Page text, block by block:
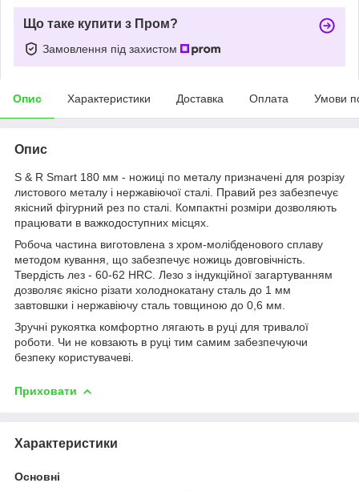
Що таке купити з Пром?
Замовлення під захистом
Опис Характеристики Доставка Оплата Умови
Опис
S & R Smart 180 мм - ножиці по металу призначені для розрізу
листового металу і нержавіючої сталі. Правий рез забезпечує
якісний фігурний рез по сталі. Компактні розміри дозволяють
працювати в важкодоступних місцях.
Робоча частина виготовлена з хром-молібденового сплаву
методом кування, що забезпечує ножиць довговічність.
Твердість лез - 60-62 HRC. Лезо з індукційної загартуванням
дозволяє якісно різати холоднокатану сталь до 1 мм
завтовшки і нержавіючу сталь товщиною до 0,6 мм.
Зручні рукоятка комфортно лягають в руці для тривалої
роботи. Чи не ковзають в руці тим самим забезпечуючи
безпеку користувачеві.
Приховати
Характеристики
Основні